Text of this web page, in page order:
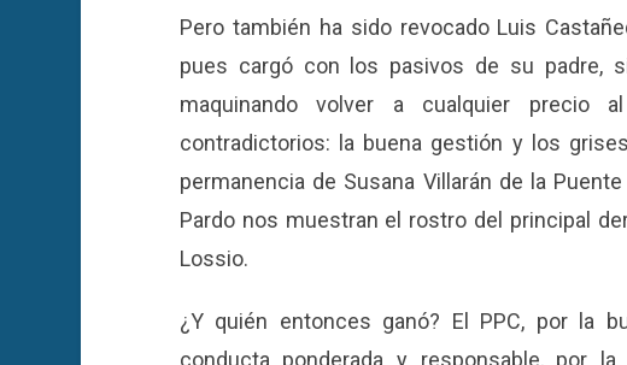
Pero también ha sido revocado Luis
pues cargó con los pasivos de su padre,
maquinando volver a cualquier precio
contradictorios: la buena gestión y los
permanencia de Susana Villarán de la
Pardo nos muestran el rostro del principal
Lossio.
¿Y quién entonces ganó? El PPC, por la
conducta ponderada y responsable, por